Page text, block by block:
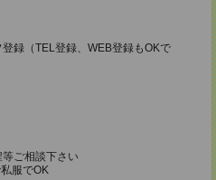
録（TEL登録、WEB登録もOKで
ご相談下さい
服でOK